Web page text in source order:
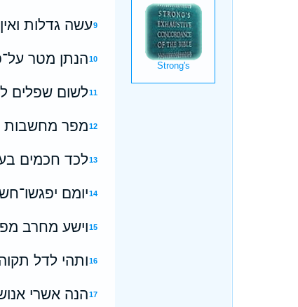
9עשה גדלות
10הנתן מטר
11לשום שפלים
12מפר מחשבות
13לכד חכמים
14יומם
15וישע מחרב
16ותהי לדל
17הנה אשרי